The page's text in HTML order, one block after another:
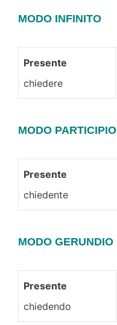
MODO INFINITO
Presente
chiedere
MODO PARTICIPIO
Presente
chiedente
MODO GERUNDIO
Presente
chiedendo